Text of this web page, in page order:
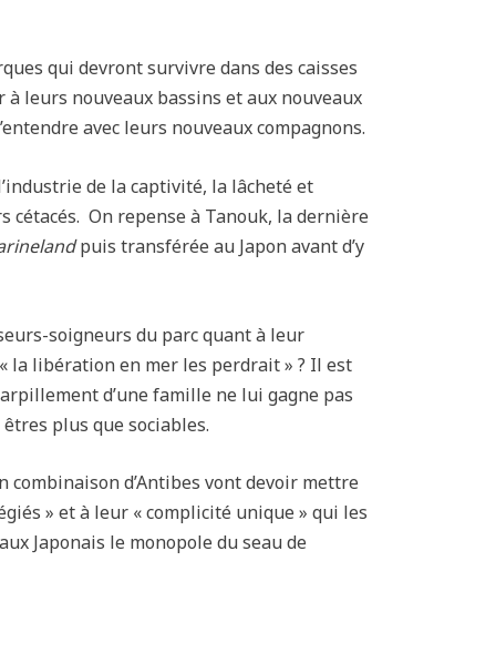
qui devront survivre dans des caisses
leurs nouveaux bassins et aux nouveaux
avec leurs nouveaux compagnons.
de la captivité, la lâcheté et
cétacés. On repense à Tanouk, la dernière
puis transférée au Japon avant d’y
soigneurs du parc quant à leur
la libération en mer les perdrait » ? Il est
d’une famille ne lui gagne pas
plus que sociables.
combinaison d’Antibes vont devoir mettre
» et à leur « complicité unique » qui les
Japonais le monopole du seau de